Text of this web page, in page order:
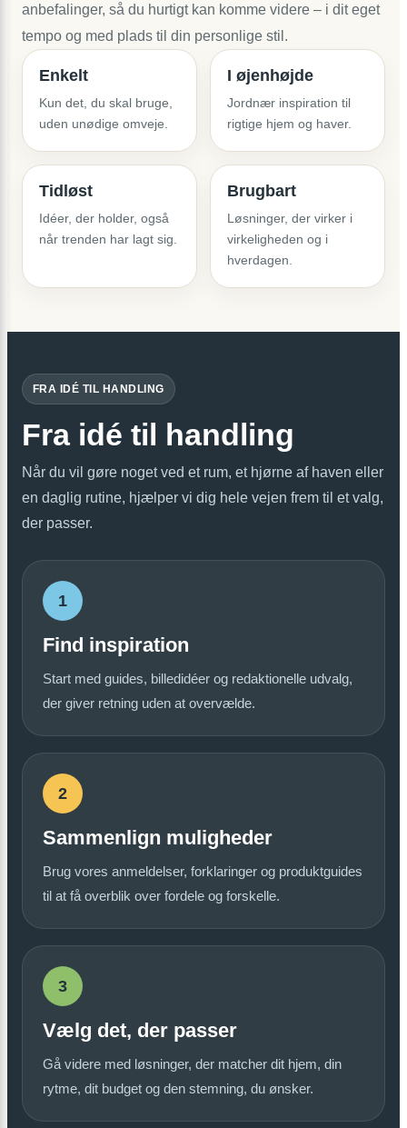
anbefalinger, så du hurtigt kan komme videre – i dit eget
tempo og med plads til din personlige stil.
Enkelt
Kun det, du skal bruge,
uden unødige omveje.
I øjenhøjde
Jordnær inspiration til
rigtige hjem og haver.
Tidløst
Idéer, der holder, også
når trenden har lagt sig.
Brugbart
Løsninger, der virker i
virkeligheden og i
hverdagen.
FRA IDÉ TIL HANDLING
Fra idé til handling
Når du vil gøre noget ved et rum, et hjørne af haven eller
en daglig rutine, hjælper vi dig hele vejen frem til et valg,
der passer.
1
Find inspiration
Start med guides, billedidéer og redaktionelle udvalg,
der giver retning uden at overvælde.
2
Sammenlign muligheder
Brug vores anmeldelser, forklaringer og produktguides
til at få overblik over fordele og forskelle.
3
Vælg det, der passer
Gå videre med løsninger, der matcher dit hjem, din
rytme, dit budget og den stemning, du ønsker.